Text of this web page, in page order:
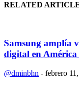
RELATED
Samsung amplía
digital en
@dminbhn - febrero